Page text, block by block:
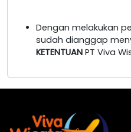
Dengan melakukan
sudah dianggap
KETENTUAN PT Viva